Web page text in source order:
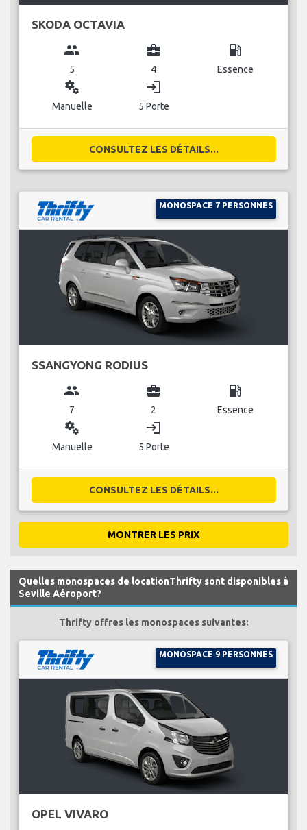
SKODA OCTAVIA
group
5
business_center
4
local_gas_station
Essence
miscellaneous_services
Manuelle
login
5 Porte
CONSULTEZ LES DÉTAILS...
MONOSPACE 7 PERSONNES
SSANGYONG RODIUS
group
7
business_center
2
local_gas_station
Essence
miscellaneous_services
Manuelle
login
5 Porte
CONSULTEZ LES DÉTAILS...
MONTRER LES PRIX
Quelles monospaces de locationThrifty sont disponibles à
Seville Aéroport?
Thrifty offres les monospaces suivantes:
MONOSPACE 9 PERSONNES
OPEL VIVARO